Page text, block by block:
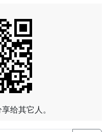
给其它人。